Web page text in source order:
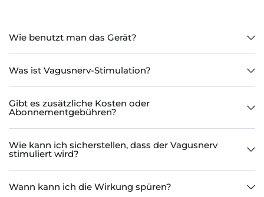
Wie benutzt man das Gerät?
Was ist Vagusnerv-Stimulation?
Gibt es zusätzliche Kosten oder
Abonnementgebühren?
Wie kann ich sicherstellen, dass der Vagusnerv
stimuliert wird?
Wann kann ich die Wirkung spüren?